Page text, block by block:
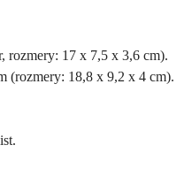
rozmery: 17 x 7,5 x 3,6 cm).
(rozmery: 18,8 x 9,2 x 4 cm).